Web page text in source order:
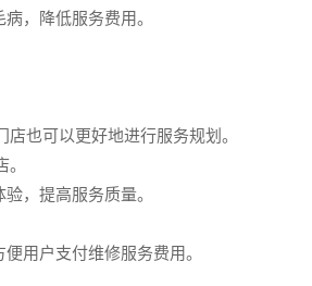
，降低服务费用。
也可以更好地进行服务规划。
，提高服务质量。
用户支付维修服务费用。